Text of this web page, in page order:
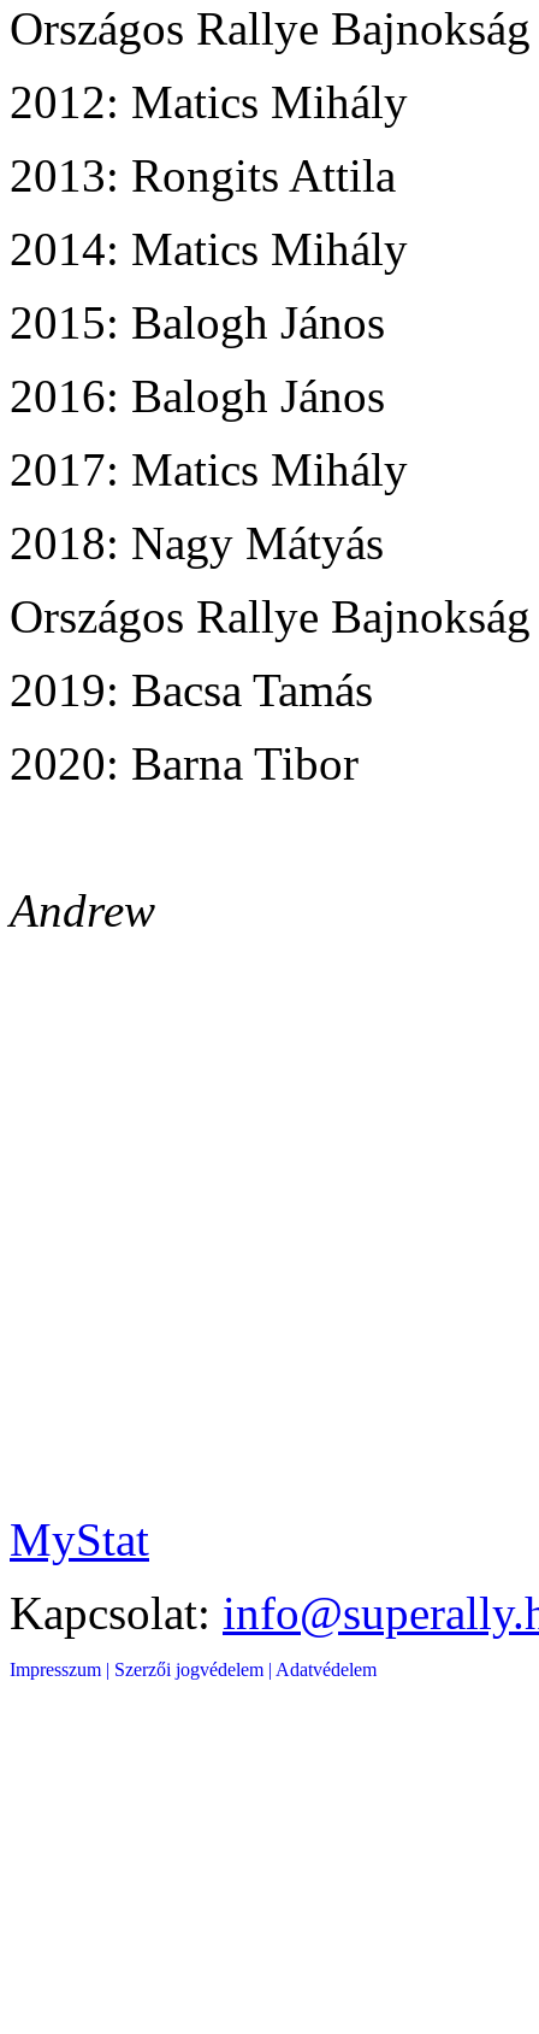
Országos Rallye
2012: Matics Mihály
2013: Rongits Attila
2014: Matics Mihály
2015: Balogh János
2016: Balogh János
2017: Matics Mihály
2018: Nagy Mátyás
Országos Rallye
2019: Bacsa Tamás
2020: Barna Tibor
Andrew
MyStat
Kapcsolat:
Impresszum | Szerzői jogvédelem | Adatvédelem